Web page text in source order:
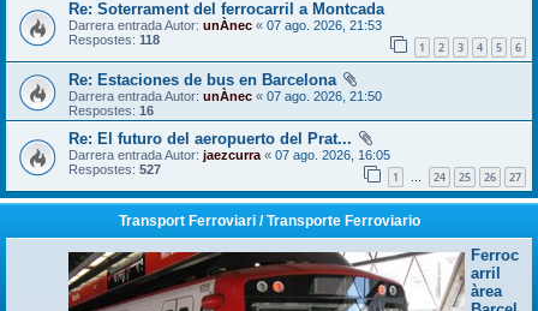
Re: Soterrament del ferrocarril a Montcada
Darrera entrada Autor: unÀnec « 07 ago. 2026, 21:53
Respostes: 118 1 2 3 4 5 6
Re: Estaciones de bus en Barcelona
Darrera entrada Autor: unÀnec « 07 ago. 2026, 21:50
Respostes: 16
Re: El futuro del aeropuerto del Prat...
Darrera entrada Autor: jaezcurra « 07 ago. 2026, 16:05
Respostes: 527 1 … 24 25 26 27
Transport Ferroviari / Transporte Ferroviario
Ferroc
arril
àrea